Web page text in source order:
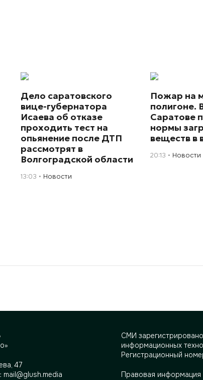
Дело саратовского
вице-губернатора
Исаева об отказе
проходить тест на
опьянение после ДТП
рассмотрят в
Волгоградской области
13:03 Новости
Пожар на
полигоне.
Саратове
нормы
веществ в
20:13 Новости
47
mail@glush.media
СМИ
информационных
Регистрационный
Правовая информация